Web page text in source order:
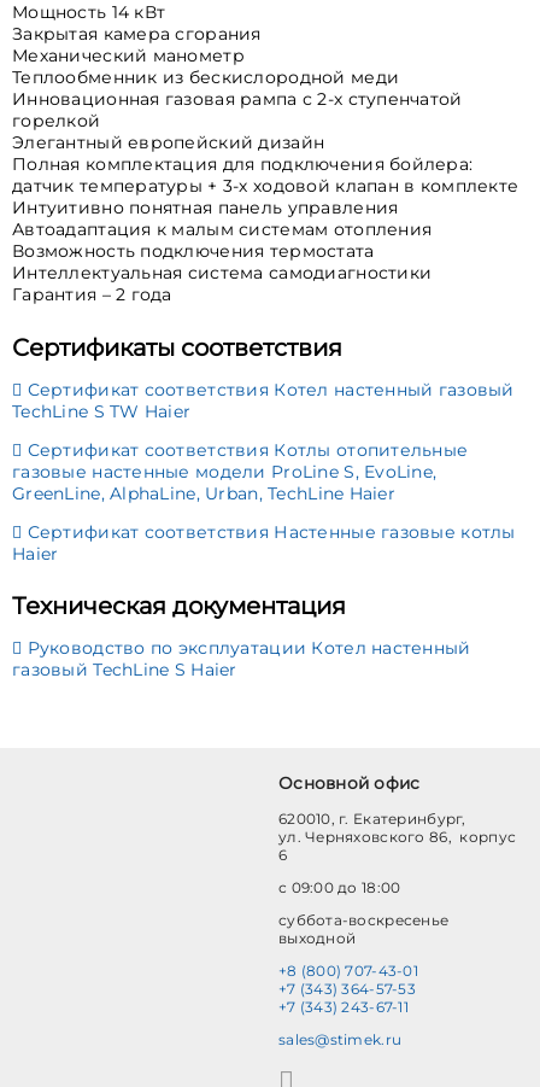
Мощность 14 кВт
Закрытая камера сгорания
Механический манометр
Теплообменник из бескислородной меди
Инновационная газовая рампа с 2-х ступенчатой
горелкой
Элегантный европейский дизайн
Полная комплектация для подключения бойлера:
датчик температуры + 3-х ходовой клапан в комплекте
Интуитивно понятная панель управления
Автоадаптация к малым системам отопления
Возможность подключения термостата
Интеллектуальная система самодиагностики
Гарантия – 2 года
Сертификаты соответствия
Сертификат соответствия Котел настенный газовый
TechLine S TW Haier
Сертификат соответствия Котлы отопительные
газовые настенные модели ProLine S, EvoLine,
GreenLine, AlphaLine, Urban, TechLine Haier
Сертификат соответствия Настенные газовые котлы
Haier
Техническая документация
Руководство по эксплуатации Котел настенный
газовый TechLine S Haier
Основной офис
620010, г. Екатеринбург,
ул. Черняховского 86, корпус
6
с 09:00 до 18:00
суббота-воскресенье
выходной
+8 (800) 707-43-01
+7 (343) 364-57-53
+7 (343) 243-67-11
sales@stimek.ru